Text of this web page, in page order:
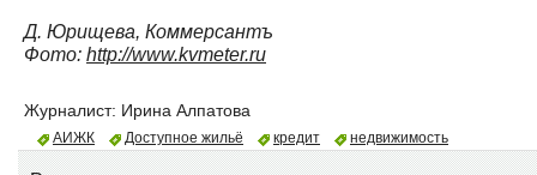
Д. Юрищева, Коммерсантъ
Фото: http://www.kvmeter.ru
Журналист: Ирина Алпатова
АИЖК Доступное жильё кредит недвижимость